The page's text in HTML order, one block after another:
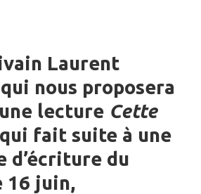
Laurent
nous proposera
lecture Cette
fait suite à une
d’écriture du
16 juin,